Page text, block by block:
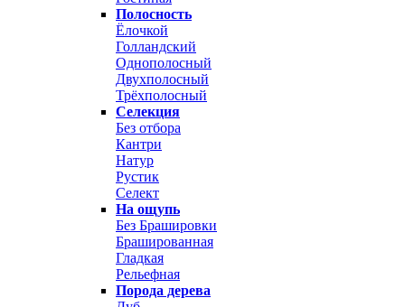
Полосность
Ёлочкой
Голландский
Однополосный
Двухполосный
Трёхполосный
Селекция
Без отбора
Кантри
Натур
Рустик
Селект
На ощупь
Без Брашировки
Брашированная
Гладкая
Рельефная
Порода дерева